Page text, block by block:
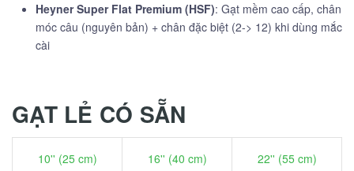
Heyner Super Flat Premium (HSF): Gạt mềm cao cấp, chân
móc câu (nguyên bản) + chân đặc biệt (2-> 12) khi dùng mắc
cài
GẠT LẺ CÓ SẴN
10'' (25 cm) 16'' (40 cm) 22'' (55 cm)